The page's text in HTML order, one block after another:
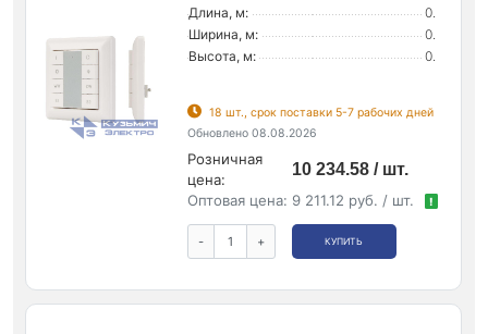
Длина, м:
0.
Ширина, м:
0.
Высота, м:
0.
18 шт., срок поставки 5-7 рабочих дней
Обновлено 08.08.2026
Розничная
цена:
10 234.58 / шт.
Оптовая цена: 9 211.12 руб. / шт. !
- + КУПИТЬ